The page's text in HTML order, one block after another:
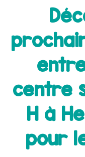
centre
H à
pour